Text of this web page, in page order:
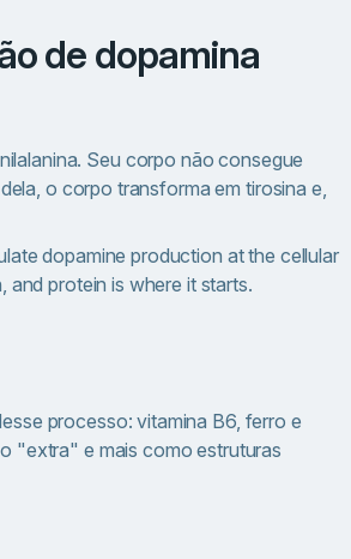
de dopamina
Seu corpo não consegue
o corpo transforma em tirosina e,
dopamine production at the cellular
protein is where it starts.
processo: vitamina B6, ferro e
"extra" e mais como estruturas